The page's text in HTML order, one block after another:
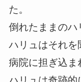
た。
倒れたままのハ
ハリュはそれを
病院に担ぎ込ま